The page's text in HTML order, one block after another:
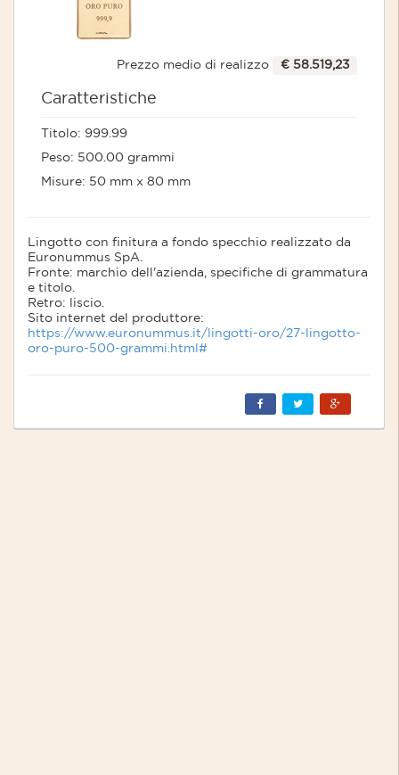
Prezzo medio di realizzo € 58.519,23
Caratteristiche
Titolo: 999.99
Peso: 500.00 grammi
Misure: 50 mm x 80 mm
Lingotto con finitura a fondo specchio realizzato da
Euronummus SpA.
Fronte: marchio dell'azienda, specifiche di grammatura
e titolo.
Retro: liscio.
Sito internet del produttore:
https://www.euronummus.it/lingotti-oro/27-lingotto-
oro-puro-500-grammi.html#